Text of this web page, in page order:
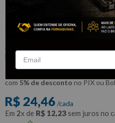
Chave Hexagonal
R38581044
GEDORE RED
R$23,24
com 5% de desconto no PIX ou
R$ 24,46 /cada
Em 2x de R$ 12,23 sem juros no